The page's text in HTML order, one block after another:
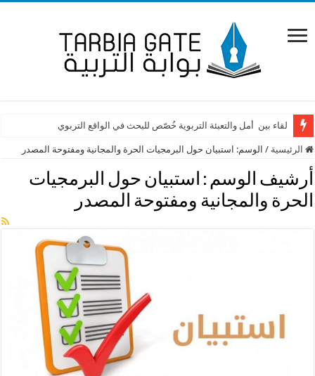
لقاء بين أمل والتعبئة التربوية خُصّص للبحث في الواقع التربوي
الرئيسية / الوسم: استبيان حول البرمجيات الحرة والمجانية ومفتوحة المصدر
أرشيف الوسم : استبيان حول البرمجيات
الحرة والمجانية ومفتوحة المصدر